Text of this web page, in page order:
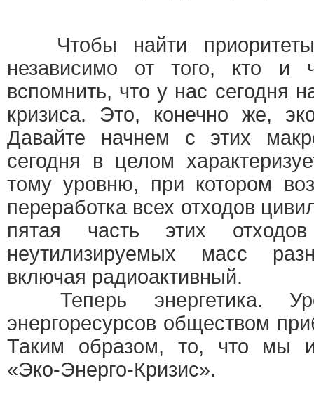
Чтобы найти
независимо от того, кто и
вспомнить, что у нас сегодня
кризиса. Это, конечно же,
Давайте начнем с этих
сегодня в целом
тому уровню, при котором
переработка всех отходов
пятая часть этих
неутилизируемых масс
включая радиоактивный.
Теперь энергетика.
энергоресурсов обществом
Таким образом, то, что мы
«Эко-Энерго-Кризис».